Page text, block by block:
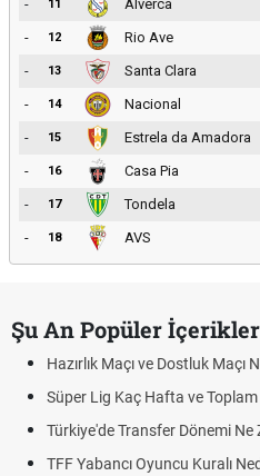
-
11 Alverca
-
12 Rio Ave
-
13 Santa Clara
-
14 Nacional
-
15 Estrela da Amadora
-
16 Casa Pia
-
17 Tondela
-
18 AVS
Şu An Popüler İçerikler
Hazırlık Maçı ve Dostluk
Süper Lig Kaç Hafta ve Toplam
Türkiye'de Transfer Dönemi Ne
TFF Yabancı Oyuncu Kuralı